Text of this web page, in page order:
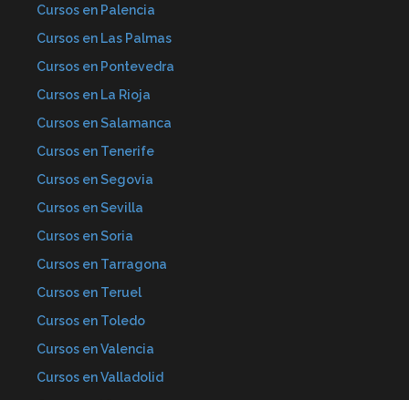
Cursos en Palencia
Cursos en Las Palmas
Cursos en Pontevedra
Cursos en La Rioja
Cursos en Salamanca
Cursos en Tenerife
Cursos en Segovia
Cursos en Sevilla
Cursos en Soria
Cursos en Tarragona
Cursos en Teruel
Cursos en Toledo
Cursos en Valencia
Cursos en Valladolid